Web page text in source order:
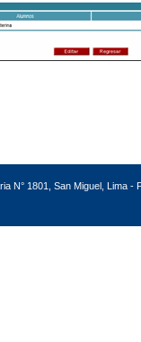
N° 1801, San Miguel, Lima -